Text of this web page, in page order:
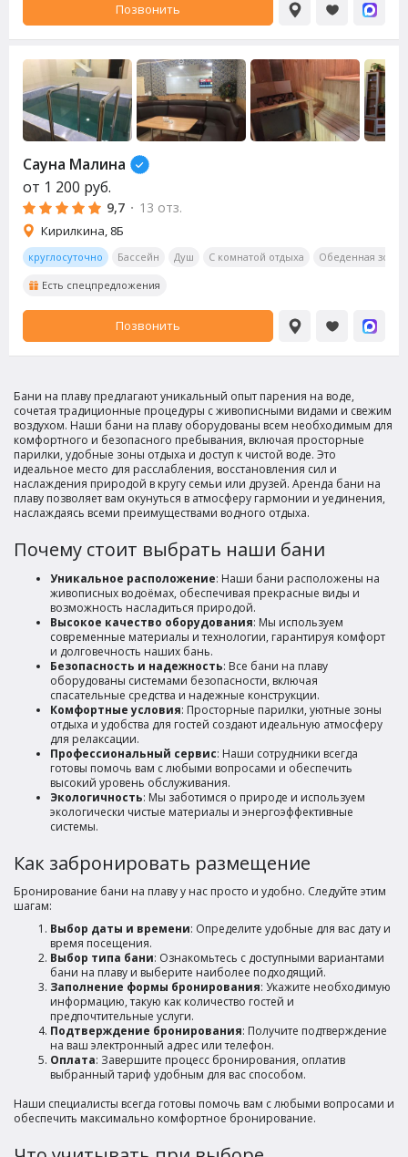
Позвонить
Сауна Малина
от 1 200 руб.
9,7 · 13 отз.
Кирилкина, 8Б
круглосуточно Бассейн Душ С комнатой отдыха Обеденная зона
Есть спецпредложения
Позвонить
Бани на плаву предлагают уникальный опыт парения на воде,
сочетая традиционные процедуры с живописными видами и свежим
воздухом. Наши бани на плаву оборудованы всем необходимым для
комфортного и безопасного пребывания, включая просторные
парилки, удобные зоны отдыха и доступ к чистой воде. Это
идеальное место для расслабления, восстановления сил и
наслаждения природой в кругу семьи или друзей. Аренда бани на
плаву позволяет вам окунуться в атмосферу гармонии и уединения,
наслаждаясь всеми преимуществами водного отдыха.
Почему стоит выбрать наши бани
Уникальное расположение: Наши бани расположены на
живописных водоёмах, обеспечивая прекрасные виды и
возможность насладиться природой.
Высокое качество оборудования: Мы используем
современные материалы и технологии, гарантируя комфорт
и долговечность наших бань.
Безопасность и надежность: Все бани на плаву
оборудованы системами безопасности, включая
спасательные средства и надежные конструкции.
Комфортные условия: Просторные парилки, уютные зоны
отдыха и удобства для гостей создают идеальную атмосферу
для релаксации.
Профессиональный сервис: Наши сотрудники всегда
готовы помочь вам с любыми вопросами и обеспечить
высокий уровень обслуживания.
Экологичность: Мы заботимся о природе и используем
экологически чистые материалы и энергоэффективные
системы.
Как забронировать размещение
Бронирование бани на плаву у нас просто и удобно. Следуйте этим
шагам:
Выбор даты и времени: Определите удобные для вас дату и
время посещения.
Выбор типа бани: Ознакомьтесь с доступными вариантами
бани на плаву и выберите наиболее подходящий.
Заполнение формы бронирования: Укажите необходимую
информацию, такую как количество гостей и
предпочтительные услуги.
Подтверждение бронирования: Получите подтверждение
на ваш электронный адрес или телефон.
Оплата: Завершите процесс бронирования, оплатив
выбранный тариф удобным для вас способом.
Наши специалисты всегда готовы помочь вам с любыми вопросами и
обеспечить максимально комфортное бронирование.